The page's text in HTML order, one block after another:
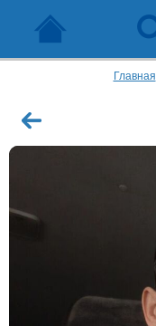
Главная